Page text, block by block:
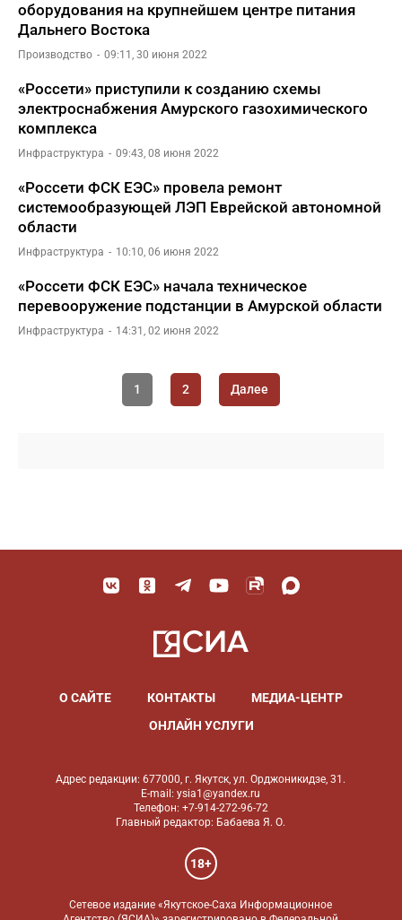
оборудования на крупнейшем центре питания
Дальнего Востока
Производство 09:11, 30 июня 2022
«Россети» приступили к созданию схемы
электроснабжения Амурского газохимического
комплекса
Инфраструктура 09:43, 08 июня 2022
«Россети ФСК ЕЭС» провела ремонт
системообразующей ЛЭП Еврейской автономной
области
Инфраструктура 10:10, 06 июня 2022
«Россети ФСК ЕЭС» начала техническое
перевооружение подстанции в Амурской области
Инфраструктура 14:31, 02 июня 2022
1 2 Далее
О САЙТЕ КОНТАКТЫ
МЕДИА-ЦЕНТР
ОНЛАЙН УСЛУГИ
Адрес редакции: 677000, г. Якутск, ул. Орджоникидзе, 31.
E-mail: ysia1@yandex.ru
Телефон: +7-914-272-96-72
Главный редактор: Бабаева Я. О.
18+
Сетевое издание «Якутское-Саха Информационное